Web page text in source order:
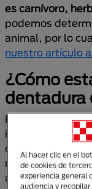
es carnívoro,
podemos
animal, por lo
nuestro artículo
¿Cómo
dentadura
La dentadura
importantes a
calidad de vida.
nuestro querido
alimentarse
Al hacer clic en el
de cookies de
experiencia general
audiencia y